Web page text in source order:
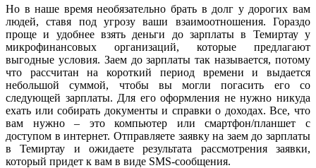
Но в наше время необязательно брать в долг у дорогих вам
людей, ставя под угрозу ваши взаимоотношения. Гораздо
проще и удобнее взять деньги до зарплаты в Темиртау у
микрофинансовых организаций, которые предлагают
выгодные условия. Заем до зарплаты так называется, потому
что рассчитан на короткий период времени и выдается
небольшой суммой, чтобы вы могли погасить его со
следующей зарплаты. Для его оформления не нужно никуда
ехать или собирать документы и справки о доходах. Все, что
вам нужно – это компьютер или смартфон/планшет с
доступом в интернет. Отправляете заявку на заем до зарплаты
в Темиртау и ожидаете результата рассмотрения заявки,
который придет к вам в виде SMS-сообщения.